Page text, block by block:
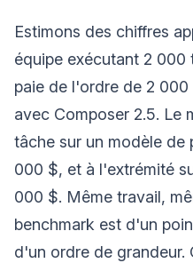
Estimons des chiffres
équipe exécutant 2
paie de l'ordre de 2
avec Composer 2.5. Le
tâche sur un modèle de
000 $, et à l'extrémité
000 $. Même travail,
benchmark est d'un
d'un ordre de